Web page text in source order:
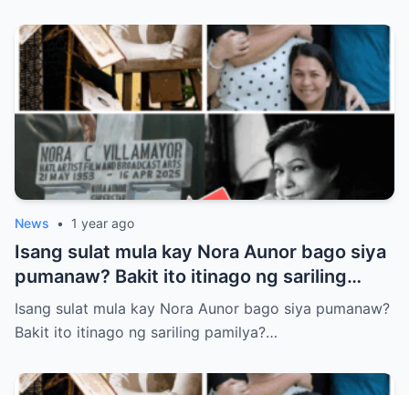
News • 1 year ago
Isang sulat mula kay Nora Aunor bago siya
pumanaw? Bakit ito itinago ng sariling
pamilya? Tunay ba itong laban sa huling
kagustuhan ng Superstar?
Isang sulat mula kay Nora Aunor bago siya pumanaw?
Bakit ito itinago ng sariling pamilya?…